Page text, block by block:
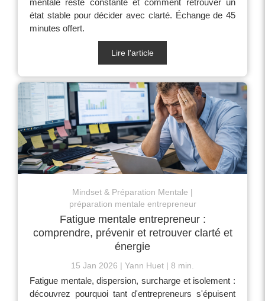
mentale reste constante et comment retrouver un
état stable pour décider avec clarté. Échange de 45
minutes offert.
Lire l'article
Mindset & Préparation Mentale
préparation mentale entrepreneur
Fatigue mentale entrepreneur :
comprendre, prévenir et retrouver clarté et
énergie
15 Jan 2026 Yann Huet 8 min.
Fatigue mentale, dispersion, surcharge et isolement :
découvrez pourquoi tant d'entrepreneurs s'épuisent